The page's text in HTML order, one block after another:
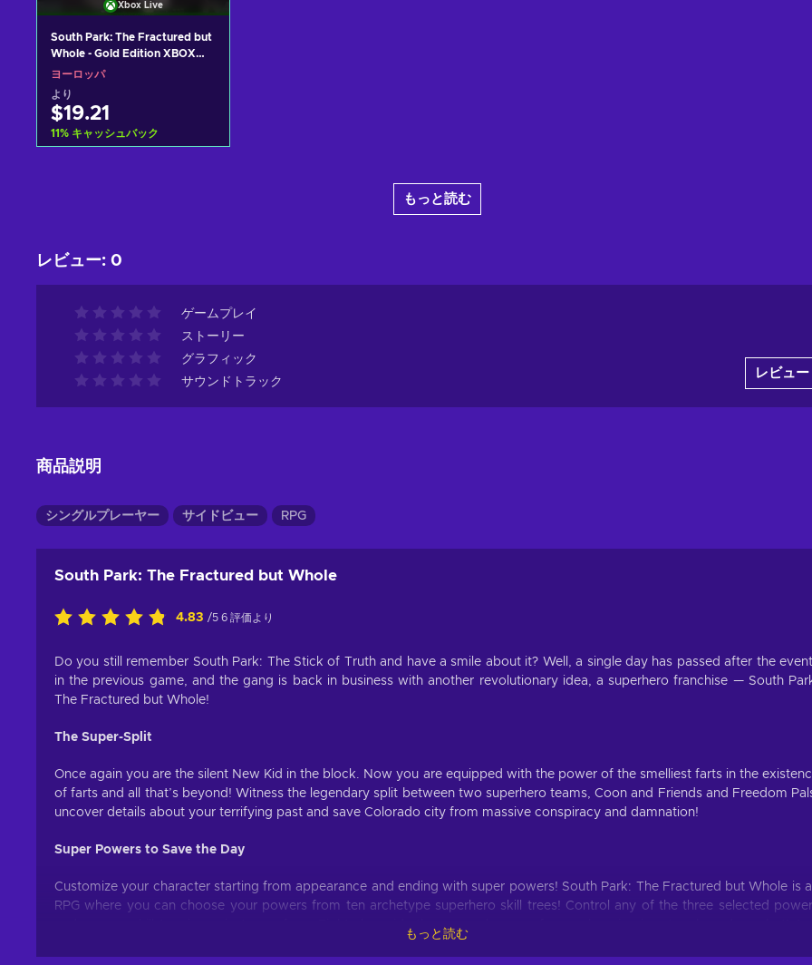
Xbox Live
South Park: The Fractured but
Whole - Gold Edition XBOX
LIVE Key EUROPE
ヨーロッパ
より
$19.21
11% キャッシュバック
もっと読む
レビュー: 0
ゲームプレイ
ストーリー
グラフィック
サウンドトラック
レビュー
商品説明
シングルプレーヤー サイドビュー RPG
South Park: The Fractured but Whole
4.83 /5 6 評価より
Do you still remember South Park: The Stick of Truth and have a smile about it? Well, a single day has passed after the
in the previous game, and the gang is back in business with another revolutionary idea, a superhero franchise — South
The Fractured but Whole!
The Super-Split
Once again you are the silent New Kid in the block. Now you are equipped with the power of the smelliest farts in the
of farts and all that’s beyond! Witness the legendary split between two superhero teams, Coon and Friends and Freedom
uncover details about your terrifying past and save Colorado city from massive conspiracy and damnation!
Super Powers to Save the Day
Customize your character starting from appearance and ending with super powers! South Park: The Fractured but Whole is
RPG where you can choose your powers from ten archetype superhero skill trees! Control any of the three selected
and a super skill to win against your foes. Fight alongside three superheroes of your choosing in a turn-based combat!
もっと読む